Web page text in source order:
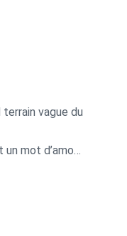
terrain vague du
mot d’amour